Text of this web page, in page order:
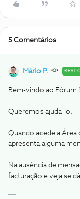
5 Comentários
Mário P.
Bem-vindo ao Fórum
Queremos ajuda-lo.
Quando acede a Área
apresenta alguma
Na ausência de
facturação e veja se